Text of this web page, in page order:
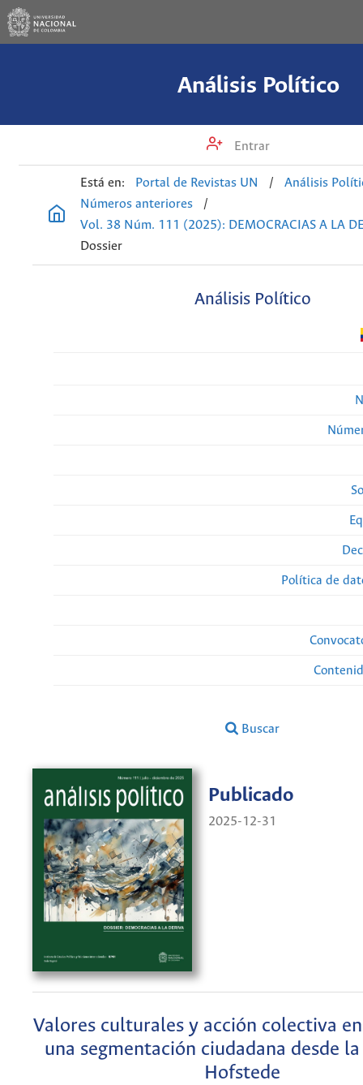
Análisis Político
Entrar
Está en: Portal de Revistas UN /
Análisis
Números anteriores
/
Vol. 38 Núm. 111 (2025): DEMOCRACIAS A LA
Dossier
Análisis Político
Política de
Buscar
Publicado
2025-12-31
Valores culturales y acción colectiva
una segmentación ciudadana desde
Hofstede